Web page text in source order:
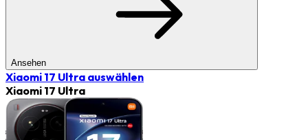
Ansehen
Xiaomi 17 Ultra auswählen
Xiaomi 17 Ultra